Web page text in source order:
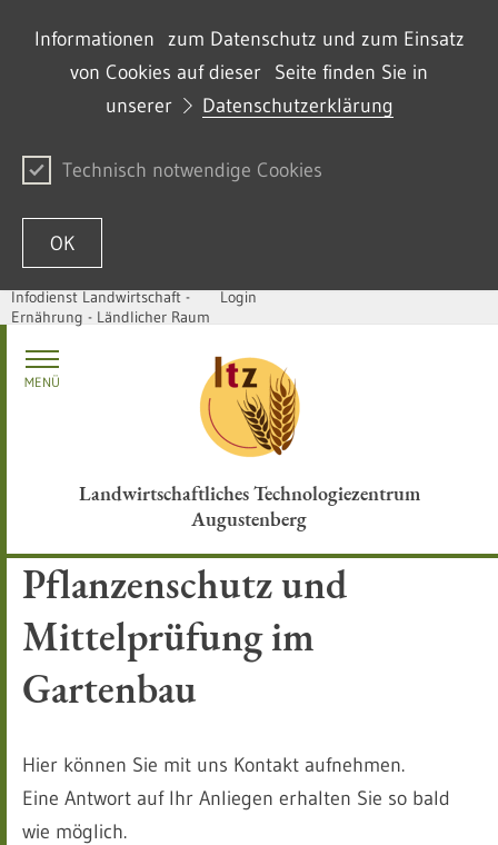
Informationen zum Datenschutz und zum Einsatz
von Cookies auf dieser Seite finden Sie in
unserer
Datenschutzerklärung
Technisch notwendige Cookies
OK
Zum Inhalt springen
Infodienst Landwirtschaft -
Ernährung - Ländlicher Raum
Login
Landwirtschaftliches Technologiezentrum
Augustenberg
MENÜ
Pflanzenschutz und
Mittelprüfung im
Gartenbau
Hier können Sie mit uns Kontakt aufnehmen.
Eine Antwort auf Ihr Anliegen erhalten Sie so bald
wie möglich.